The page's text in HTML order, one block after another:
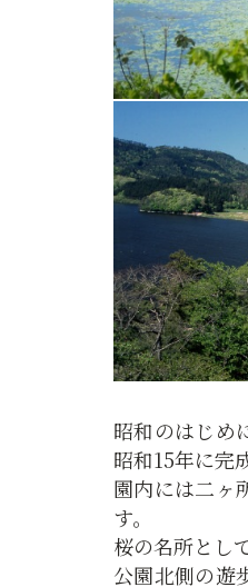
昭和のはじめ
昭和15年に完
園内には二ヶ
す。
桜の名所とし
公園北側の遊